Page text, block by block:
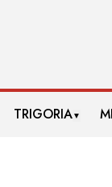
TRIGORIA▼